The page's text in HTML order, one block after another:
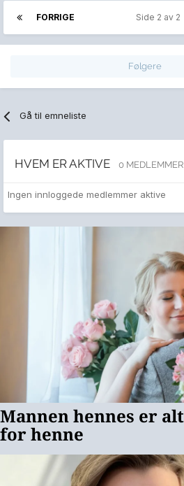
FORRIGE Side 2 av 2
Følgere
Gå til emneliste
HVEM ER AKTIVE 0 MEDLEMMER
Ingen innloggede medlemmer aktive